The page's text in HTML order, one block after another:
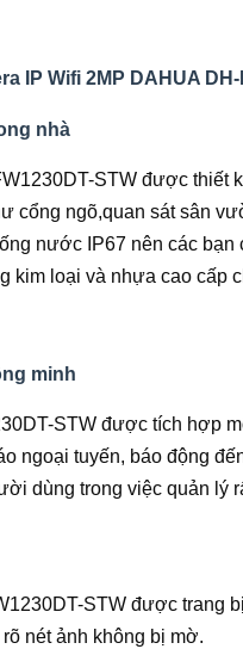
IP Wifi 2MP DAHUA
nhà
STW được thiết
cổng ngõ,quan sát sân
nước IP67 nên các bạn
kim loại và nhựa cao cấp
minh
STW được tích hợp
ngoại tuyến, báo động
dùng trong việc quản lý
STW được trang
nét ảnh không bị mờ.